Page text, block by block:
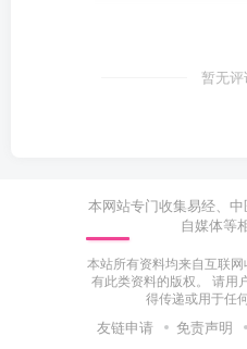
暂无
本网站专门收集易经、中
自媒体等
本站所有资料均来自互联
有此类资料的版权。 请用
得传递或用于任
友链申请 免责声明